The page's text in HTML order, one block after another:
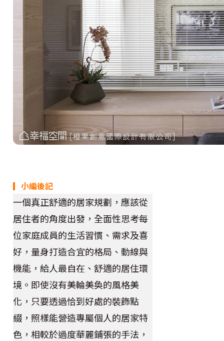
▎小編後記
一個真正舒適的居家規劃，應該從
居住者的角度出發，全面性思考每
位家庭成員的生活習慣、需求及喜
好，量身打造合宜的格局、動線與
機能，給人最自在、舒適的居住環
境。即使沒有美輪美奐的風格美
化，只要透過恰到好處的裝飾點
綴，照樣能營造專屬個人的居家特
色，相較於過度華麗鋪張的手法，